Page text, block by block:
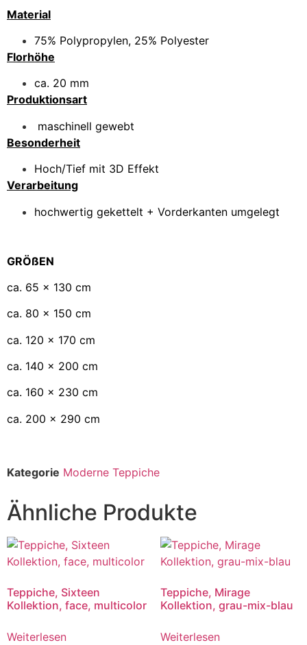
Material
75% Polypropylen, 25% Polyester
Florhöhe
ca. 20 mm
Produktionsart
maschinell gewebt
Besonderheit
Hoch/Tief mit 3D Effekt
Verarbeitung
hochwertig gekettelt + Vorderkanten umgelegt
GRÖßEN
ca. 65 x 130 cm
ca. 80 x 150 cm
ca. 120 x 170 cm
ca. 140 x 200 cm
ca. 160 x 230 cm
ca. 200 x 290 cm
Kategorie Moderne Teppiche
Ähnliche Produkte
Teppiche, Sixteen
Kollektion, face, multicolor
Weiterlesen
Teppiche, Mirage
Kollektion, grau-mix-blau
Weiterlesen